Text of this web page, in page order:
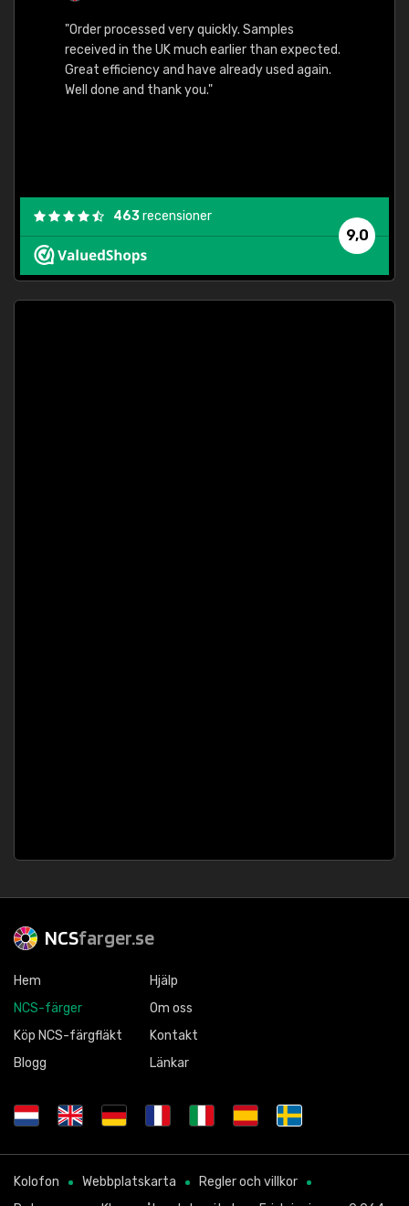
"Order processed very quickly. Samples
received in the UK much earlier than expected.
Great efficiency and have already used again.
Well done and thank you."
9,0
463recensioner
NCSfarger.se
Hem
NCS-färger
Köp NCS-färgfläkt
Blogg
Hjälp
Om oss
Kontakt
Länkar
Kolofon Webbplatskarta
Regler och villkor